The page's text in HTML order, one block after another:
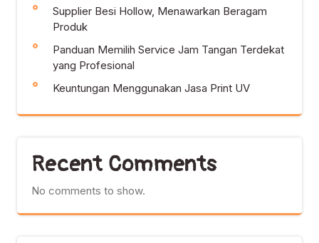
Supplier Besi Hollow, Menawarkan Beragam
Produk
Panduan Memilih Service Jam Tangan Terdekat
yang Profesional
Keuntungan Menggunakan Jasa Print UV
Recent Comments
No comments to show.